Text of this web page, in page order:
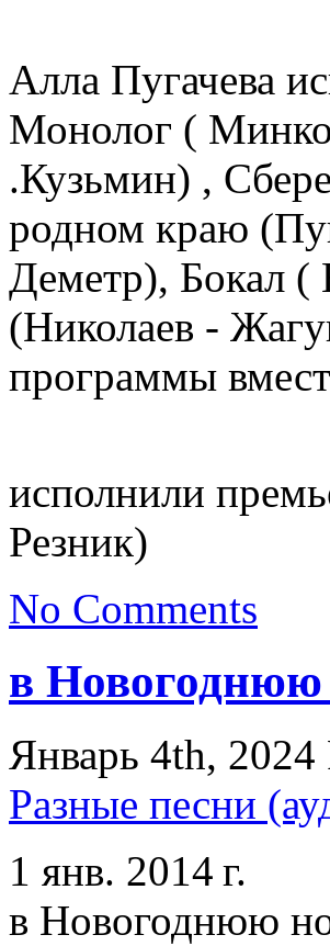
Алла Пугачева
Монолог (
.Кузьмин) ,
родном краю
Деметр), Бокал
(Николаев -
программы
исполнили
Резник)
No Comments
в Новогоднюю
Январь 4th, 2024
Разные песни
1 янв. 2014 г.
в Новогоднюю